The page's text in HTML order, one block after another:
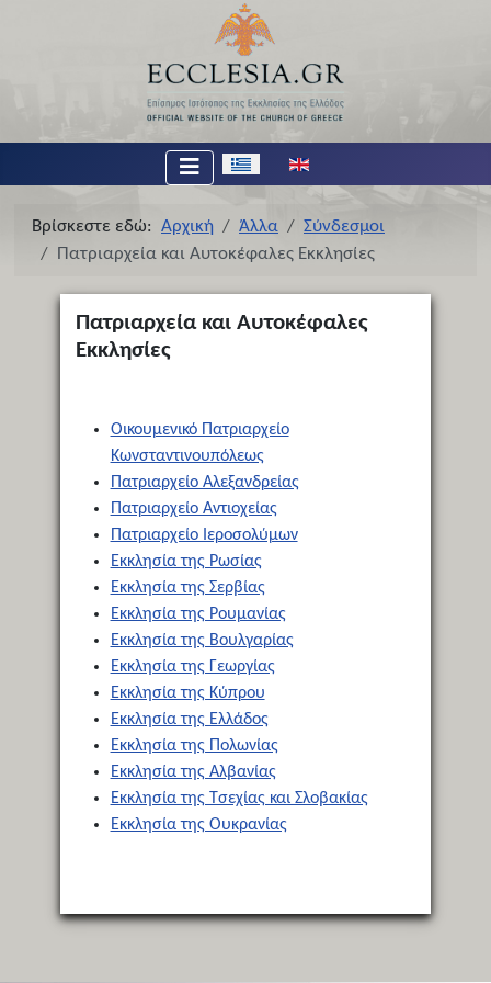
Επιλέξτε τη γλώσσα σας
Βρίσκεστε εδώ: Αρχική Άλλα
Σύνδεσμοι
Πατριαρχεία και Αυτοκέφαλες Εκκλησίες
Πατριαρχεία και Αυτοκέφαλες
Εκκλησίες
Οικουμενικό Πατριαρχείο
Κωνσταντινουπόλεως
Πατριαρχείο Αλεξανδρείας
Πατριαρχείο Αντιοχείας
Πατριαρχείο Ιεροσολύμων
Εκκλησία της Ρωσίας
Εκκλησία της Σερβίας
Εκκλησία της Ρουμανίας
Εκκλησία της Βουλγαρίας
Εκκλησία της Γεωργίας
Εκκλησία της Κύπρου
Εκκλησία της Ελλάδος
Εκκλησία της Πολωνίας
Εκκλησία της Αλβανίας
Εκκλησία της Τσεχίας και Σλοβακίας
Εκκλησία της Ουκρανίας